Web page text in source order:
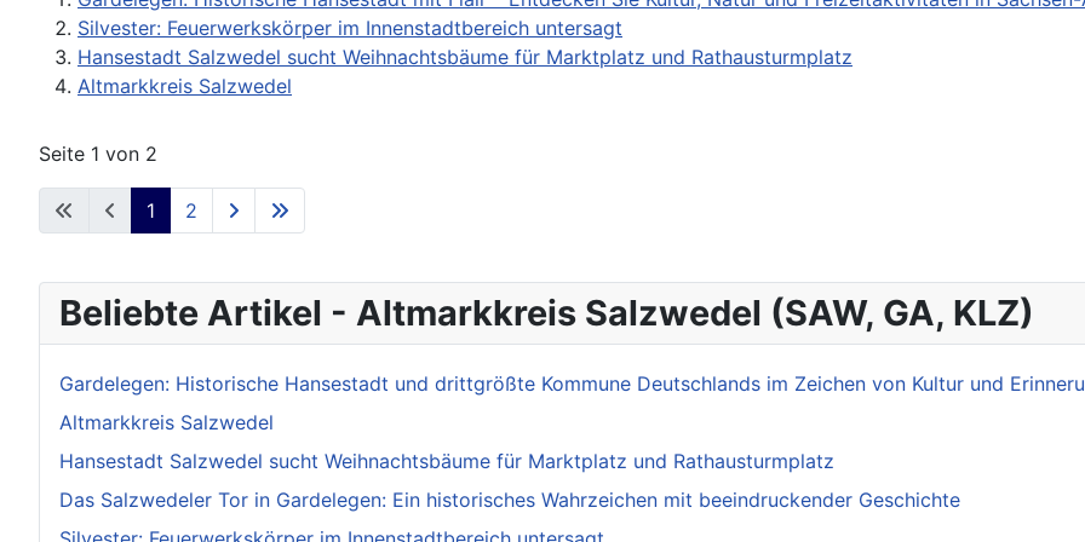
Silvester: Feuerwerkskörper im Innenstadtbereich untersagt
Hansestadt Salzwedel sucht Weihnachtsbäume für Marktplatz und Rathausturmplatz
Altmarkkreis Salzwedel
Seite 1 von 2
1 2
Beliebte Artikel - Altmarkkreis Salzwedel (SAW, GA, KLZ)
Gardelegen: Historische Hansestadt und drittgrößte Kommune Deutschlands im Zeichen von Kultur und
Altmarkkreis Salzwedel
Hansestadt Salzwedel sucht Weihnachtsbäume für Marktplatz und Rathausturmplatz
Das Salzwedeler Tor in Gardelegen: Ein historisches Wahrzeichen mit beeindruckender Geschichte